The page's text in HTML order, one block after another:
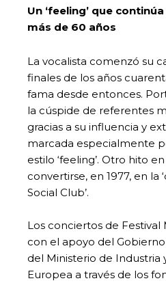
Un ‘feeling’ que
más de 60 años
La vocalista comenzó su
finales de los años
fama desde entonces.
la cúspide de referentes
gracias a su influencia y
marcada especialmente
estilo ‘feeling’. Otro hito
convertirse, en 1977, en la
Social Club’.
Los conciertos de
con el apoyo del
del Ministerio de Industria
Europea a través de los